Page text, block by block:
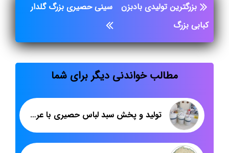
بزرگترین تولیدی بادبزن
کبابی بزرگ
سینی حصیری بزرگ گلدار
مطالب خواندنی دیگر برای شما
تولید و پخش سبد لباس حصیری با عروسک مخصوص اتاق نوزاد: برند هدیکا